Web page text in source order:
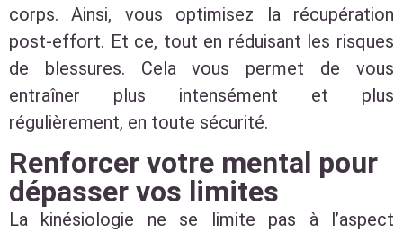
corps. Ainsi, vous optimisez la récupération
post-effort. Et ce, tout en réduisant les risques
de blessures. Cela vous permet de vous
entraîner plus intensément et plus
régulièrement, en toute sécurité.
Renforcer votre mental pour
dépasser vos limites
La kinésiologie ne se limite pas à l’aspect